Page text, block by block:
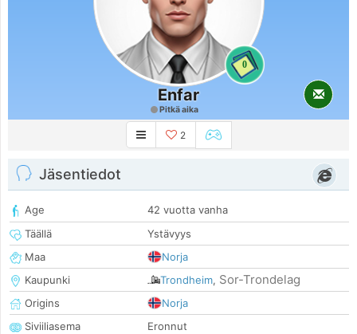
0
Enfar
Pitkä aika
2
Jäsentiedot
Age
42 vuotta vanha
Täällä
Ystävyys
Maa
Norja
Kaupunki
Trondheim, Sor-Trondelag
Origins
Norja
Siviiliasema
Eronnut